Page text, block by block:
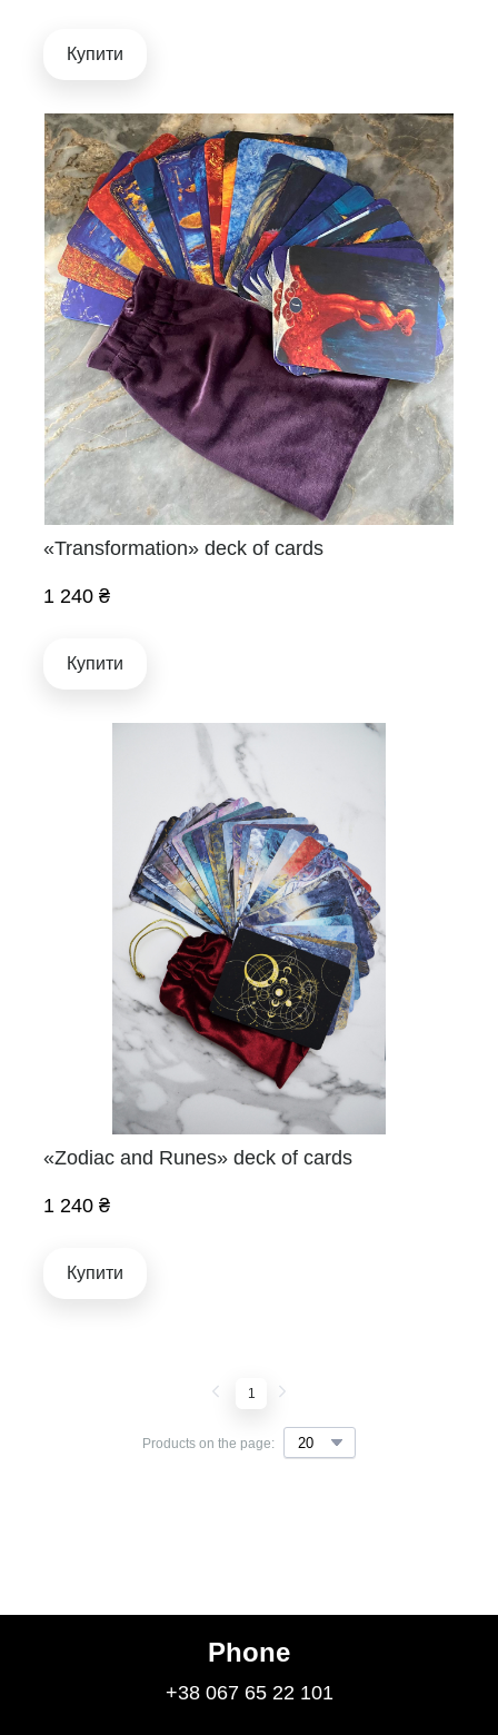
Купити
«Transformation» deck of cards
1 240 ₴
Купити
«Zodiac and Runes» deck of cards
1 240 ₴
Купити
Products on the page:
1
Phone
+38 067 65 22 101